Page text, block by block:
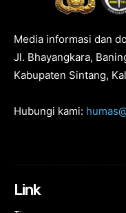
Media informasi dan
Jl. Bhayangkara,
Kabupaten Sintang,
Hubungi kami:
Link